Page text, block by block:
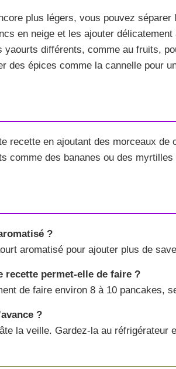
plus légers, vous pouvez séparer
en neige et les ajouter délicatement
yaourts différents, comme au fruits,
des épices comme la cannelle pour
recette en ajoutant des morceaux de
comme des bananes ou des
?
aromatisé pour ajouter plus de
recette permet-elle de faire ?
de faire environ 8 à 10 pancakes,
?
la veille. Gardez-la au réfrigérateur